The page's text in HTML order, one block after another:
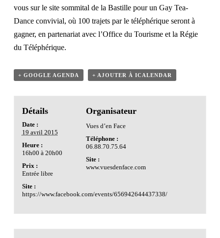
vous sur le site sommital de la Bastille pour un Gay Tea-
Dance convivial, où 100 trajets par le téléphérique seront à
gagner, en partenariat avec l’Office du Tourisme et la Régie
du Téléphérique.
+ GOOGLE AGENDA + AJOUTER À ICALENDAR
Détails
Date :
19 avril 2015
Heure :
16h00 à 20h00
Prix :
Entrée libre
Site :
https://www.facebook.com/events/656942644437338/
Organisateur
Vues d’en Face
Téléphone :
06.88.70.75.64
Site :
www.vuesdenface.com